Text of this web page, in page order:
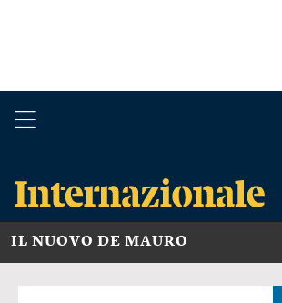
IL NUOVO DE MAURO